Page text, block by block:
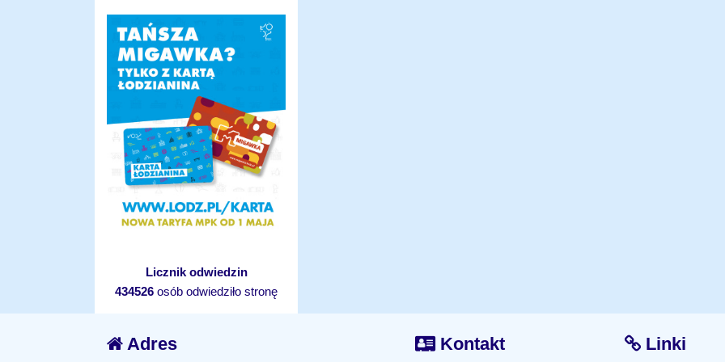
Licznik odwiedzin
434526 osób odwiedziło stronę
Adres Kontakt Linki